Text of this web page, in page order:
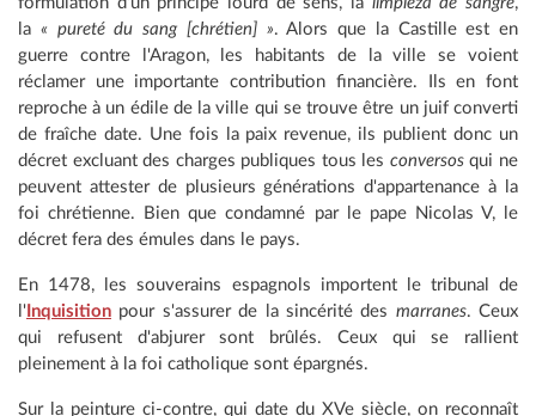
la « pureté du sang [chrétien] ». Alors que la Castille est en
guerre contre l'Aragon, les habitants de la ville se voient
réclamer une importante contribution financière. Ils en font
reproche à un édile de la ville qui se trouve être un juif converti
de fraîche date. Une fois la paix revenue, ils publient donc un
décret excluant des charges publiques tous les conversosqui ne
peuvent attester de plusieurs générations d'appartenance à la
foi chrétienne. Bien que condamné par le pape Nicolas V, le
décret fera des émules dans le pays.
En 1478, les souverains espagnols importent le tribunal de
l' Inquisition pour s'assurer de la sincérité des marranes. Ceux
qui refusent d'abjurer sont brûlés. Ceux qui se rallient
pleinement à la foi catholique sont épargnés.
Sur la peinture ci-contre, qui date du XVe siècle, on reconnaît